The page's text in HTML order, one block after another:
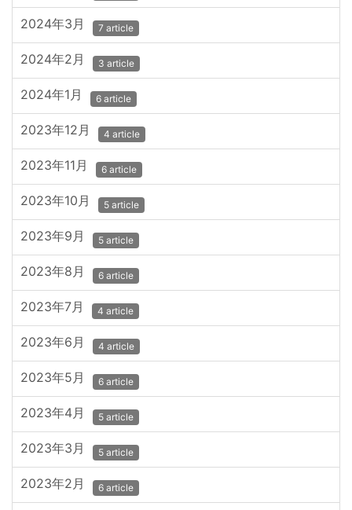
2024年3月 7 article
2024年2月 3 article
2024年1月 6 article
2023年12月 4 article
2023年11月 6 article
2023年10月 5 article
2023年9月 5 article
2023年8月 6 article
2023年7月 4 article
2023年6月 4 article
2023年5月 6 article
2023年4月 5 article
2023年3月 5 article
2023年2月 6 article